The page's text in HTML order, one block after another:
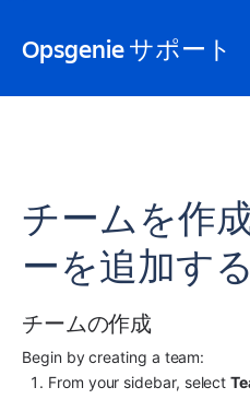
Opsgenie サポート
チームを作
ーを追加する
チームの作成
Begin by creating a team:
From your sidebar, select